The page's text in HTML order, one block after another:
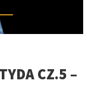
CZ.5 –